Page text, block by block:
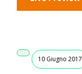
10 Giugno 2017